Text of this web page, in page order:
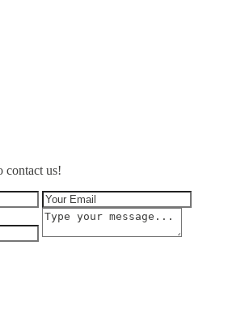
contact us!